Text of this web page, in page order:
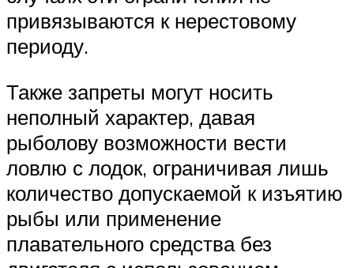
привязываются к нерестовому
периоду.
Также запреты могут носить
неполный характер, давая
рыболову возможности вести
ловлю с лодок, ограничивая лишь
количество допускаемой к изъятию
рыбы или применение
плавательного средства без